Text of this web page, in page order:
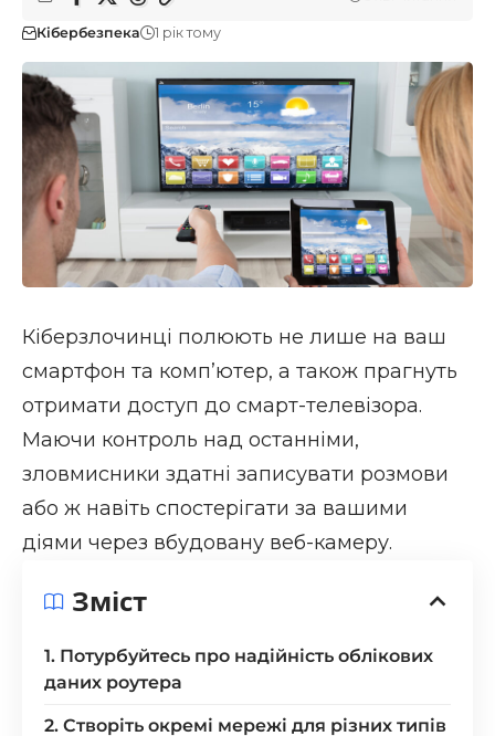
Кібербезпека 1 рік тому
Кіберзлочинці полюють не лише на ваш
смартфон та комп’ютер, а також прагнуть
отримати доступ до смарт-телевізора.
Маючи контроль над останніми,
зловмисники здатні записувати розмови
або ж навіть спостерігати за вашими
діями через вбудовану веб-камеру.
Зміст
1. Потурбуйтесь про надійність облікових
даних роутера
2. Створіть окремі мережі для різних типів